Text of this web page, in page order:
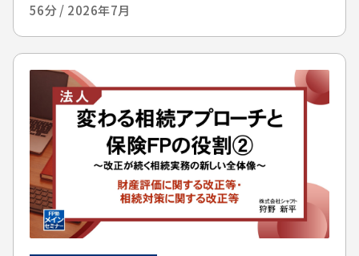
56分 / 2026年7月